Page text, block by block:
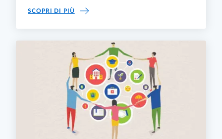
SCOPRI DI PIÙ INIZIATIVE DI PUBLIC ENGAGEMENT DEL